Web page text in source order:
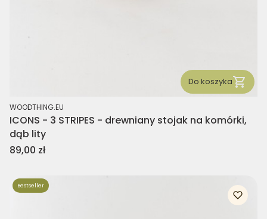
Do koszyka
PRODUCENT
WOODTHING.EU
ICONS - 3 STRIPES - drewniany stojak na komórki,
dąb lity
Cena
89,00 zł
Bestseller